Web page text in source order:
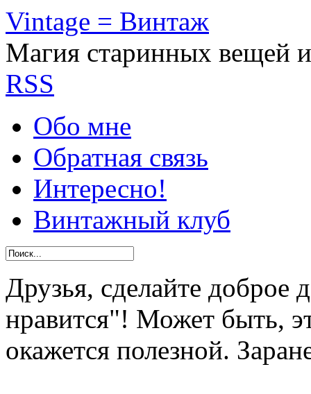
Vintage = Винтаж
Магия старинных вещей
RSS
Обо мне
Обратная связь
Интересно!
Винтажный клуб
Друзья, сделайте
нравится"! Может быть,
окажется полезной.